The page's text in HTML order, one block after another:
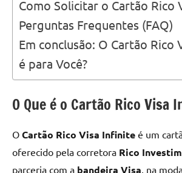
Como Solicitar o Cartão Rico
Perguntas Frequentes (FAQ)
Em conclusão: O Cartão Rico
é para Você?
O Que é o Cartão Rico Visa
O Cartão Rico Visa Infinite é um
oferecido pela corretora Rico
parceria com a bandeira Visa, na